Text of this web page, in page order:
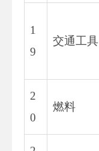
1
9
交通工具
2
0
燃料